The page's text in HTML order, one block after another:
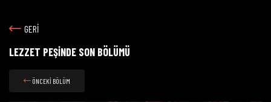
GERİ
LEZZET PEŞİNDE SON BÖLÜMÜ
ÖNCEKİ BÖLÜM